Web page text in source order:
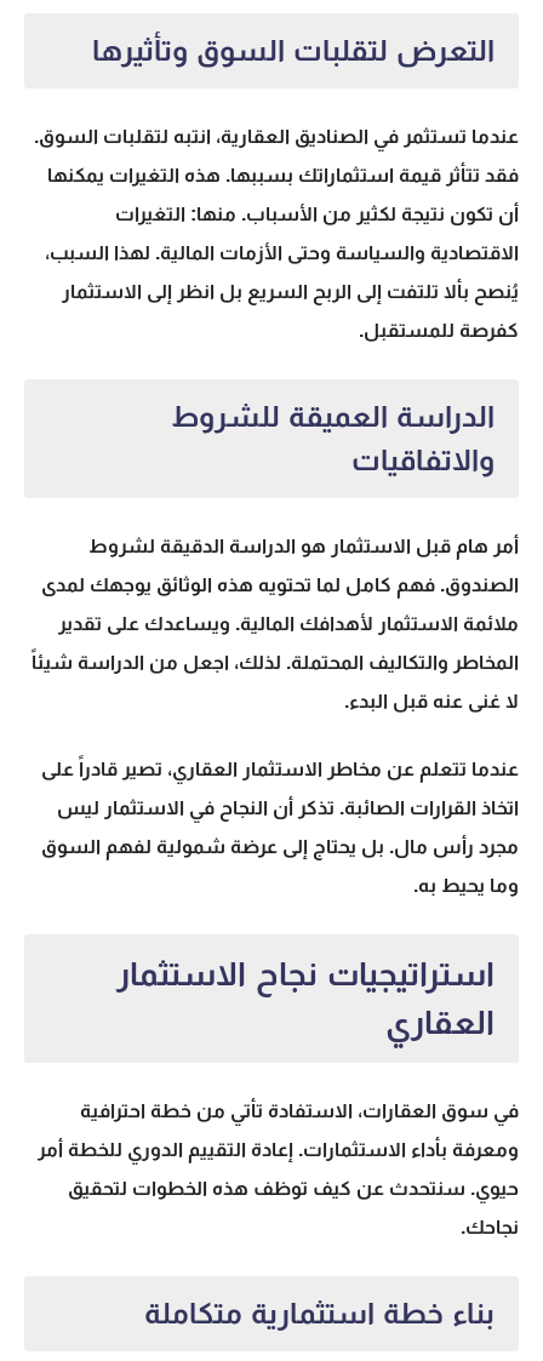
التعرض لتقلبات السوق وتأثيرها
عندما تستثمر في الصناديق العقارية، انتبه لتقلبات السوق.
فقد تتأثر قيمة استثماراتك بسببها. هذه التغيرات يمكنها
أن تكون نتيجة لكثير من الأسباب. منها: التغيرات
الاقتصادية والسياسة وحتى الأزمات المالية. لهذا السبب،
يُنصح بألا تلتفت إلى الربح السريع بل انظر إلى الاستثمار
كفرصة للمستقبل.
الدراسة العميقة للشروط
والاتفاقيات
أمر هام قبل الاستثمار هو الدراسة الدقيقة لشروط
الصندوق. فهم كامل لما تحتويه هذه الوثائق يوجهك لمدى
ملائمة الاستثمار لأهدافك المالية. ويساعدك على تقدير
المخاطر والتكاليف المحتملة. لذلك، اجعل من الدراسة شيئاً
لا غنى عنه قبل البدء.
عندما تتعلم عن مخاطر الاستثمار العقاري، تصير قادراً على
اتخاذ القرارات الصائبة. تذكر أن النجاح في الاستثمار ليس
مجرد رأس مال. بل يحتاج إلى عرضة شمولية لفهم السوق
وما يحيط به.
استراتيجيات نجاح الاستثمار
العقاري
في سوق العقارات، الاستفادة تأتي من خطة احترافية
ومعرفة بأداء الاستثمارات. إعادة التقييم الدوري للخطة أمر
حيوي. سنتحدث عن كيف توظف هذه الخطوات لتحقيق
نجاحك.
بناء خطة استثمارية متكاملة